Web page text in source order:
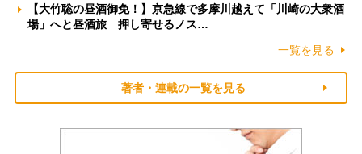
【大竹聡の昼酒御免！】京急線で多摩川越えて「川崎の大衆酒
場」へと昼酒旅 押し寄せるノス…
一覧を見る
著者・連載の一覧を見る